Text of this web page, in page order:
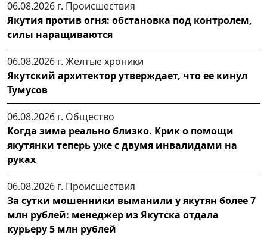
06.08.2026 г. Происшествия
Якутия против огня: обстановка под контролем,
силы наращиваются
06.08.2026 г. Желтые хроники
Якутский архитектор утверждает, что ее кинул
Тумусов
06.08.2026 г. Общество
Когда зима реально близко. Крик о помощи
якутянки теперь уже с двумя инвалидами на
руках
06.08.2026 г. Происшествия
За сутки мошенники выманили у якутян более 7
млн рублей: менеджер из Якутска отдала
курьеру 5 млн рублей